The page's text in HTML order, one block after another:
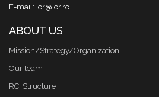
E-mail: icr@icr.ro
ABOUT US
Mission/Strategy/Organization
Our team
RCI Structure